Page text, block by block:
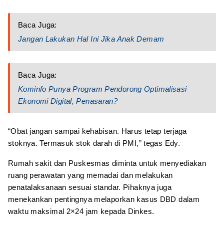
Baca Juga:
Jangan Lakukan Hal Ini Jika Anak Demam
Baca Juga:
Kominfo Punya Program Pendorong Optimalisasi
Ekonomi Digital, Penasaran?
“Obat jangan sampai kehabisan. Harus tetap terjaga
stoknya. Termasuk stok darah di PMI,” tegas Edy.
Rumah sakit dan Puskesmas diminta untuk menyediakan
ruang perawatan yang memadai dan melakukan
penatalaksanaan sesuai standar. Pihaknya juga
menekankan pentingnya melaporkan kasus DBD dalam
waktu maksimal 2×24 jam kepada Dinkes.